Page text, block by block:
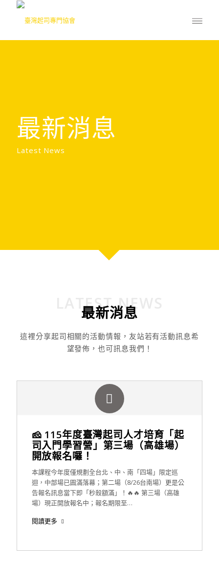
最新消息
Latest News
LATEST NEWS
最新消息
這裡分享起司相關的活動情報，友站若有活動訊息希
望發佈，也可訊息我們！
🧀 115年度臺灣起司人才培育「起
司入門學習營」第三場（高雄場）
開放報名囉！
本課程今年度僅規劃全台北、中、南「四場」限定巡
迴，中部場已圓滿落幕；第二場（8/26台南場）更是公
告報名訊息當下即「秒殺額滿」！🔥🔥 第三場（高雄
場）現正開放報名中；報名期限至…
閱讀更多